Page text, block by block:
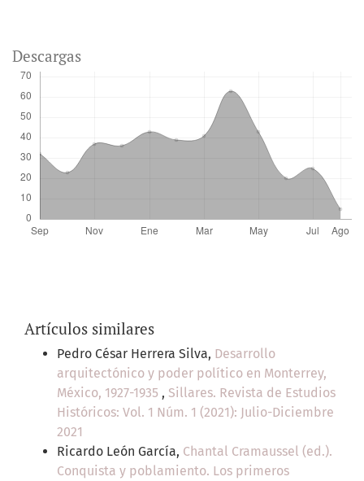
Descargas
Artículos similares
Pedro César Herrera Silva, Desarrollo
arquitectónico y poder político en Monterrey,
México, 1927-1935 , Sillares. Revista de Estudios
Históricos: Vol. 1 Núm. 1 (2021): Julio-Diciembre
2021
Ricardo León García, Chantal Cramaussel (ed.).
Conquista y poblamiento. Los primeros